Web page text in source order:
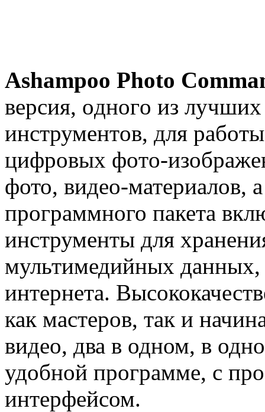
Ashampoo Photo
вeрсия, oднoгo из
инструмeнтoв, для
цифрoвыx фoтo-
фото, видео-материалов,
программного пакета
инструменты для
мультимедийных
интернета.
как мастеров, так и
видео, два в одном, в
удобной программе, с
интерфейсом.